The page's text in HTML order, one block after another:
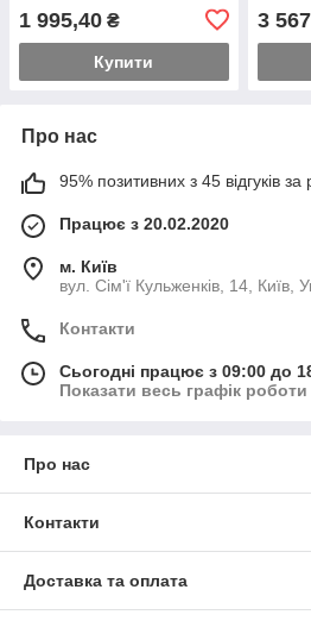
перехідники на 3/8" і 1/4")
10.2-340 Н·м PROTESTER
1 995,40 ₴
Купити
3
Про нас
95% позитивних з 45 відгуків за
Працює з 20.02.2020
м. Київ
вул. Сім'ї Кульженків, 14, Київ,
Контакти
Сьогодні працює з 09:00 до
Показати весь графік роботи
Про нас
Контакти
Доставка та оплата